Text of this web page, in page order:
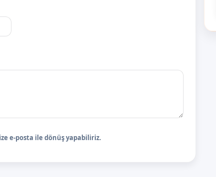
e-posta ile dönüş yapabiliriz.